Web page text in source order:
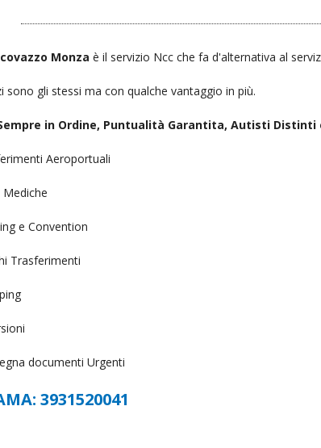
Monza è il servizio Ncc che fa d'alternativa al
sono gli stessi ma con qualche vantaggio in più.
in Ordine, Puntualità Garantita, Autisti Distinti
Aeroportuali
Mediche
e Convention
Trasferimenti
documenti Urgenti
3931520041